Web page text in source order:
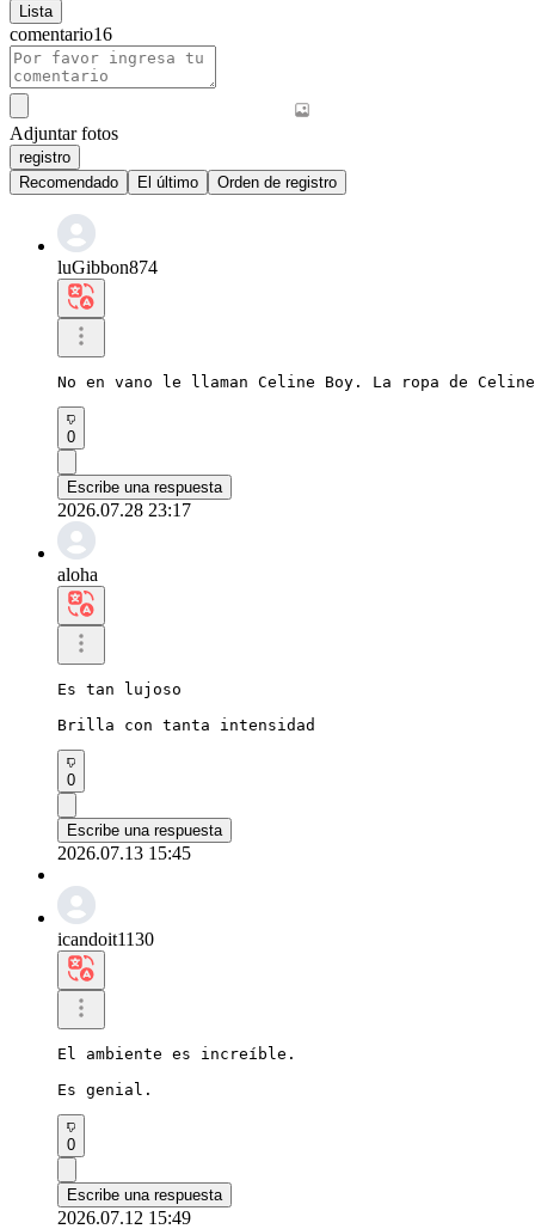
Lista
comentario16
Adjuntar fotos
registro
Recomendado
El último Orden de registro
luGibbon874
No en vano le llaman Celine Boy. La ropa de
0
Escribe una respuesta
2026.07.28 23:17
aloha
Es tan lujoso
Brilla con tanta intensidad
0
Escribe una respuesta
2026.07.13 15:45
icandoit1130
El ambiente es increíble.
Es genial.
0
Escribe una respuesta
2026.07.12 15:49